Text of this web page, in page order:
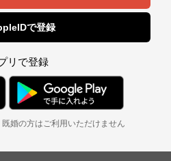
で登録
リで登録
婚の方はご利用いただけません